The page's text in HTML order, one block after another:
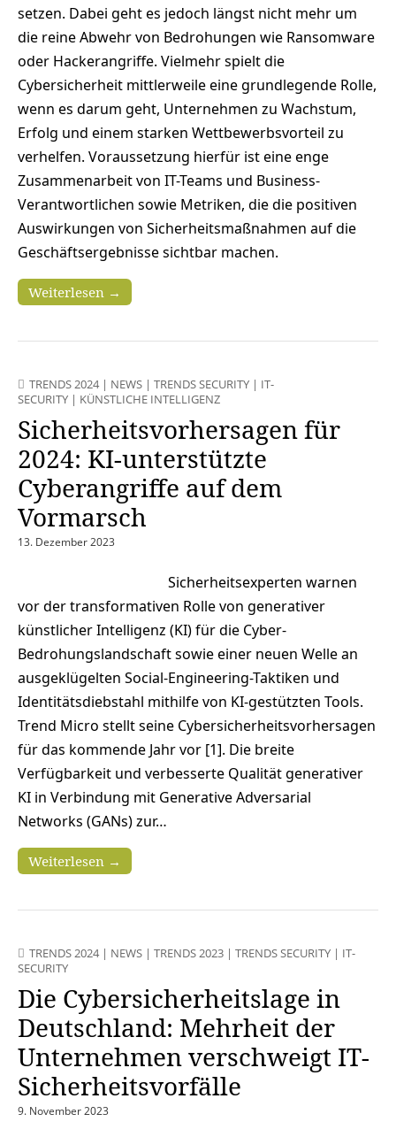
setzen. Dabei geht es jedoch längst nicht mehr um
die reine Abwehr von Bedrohungen wie Ransomware
oder Hackerangriffe. Vielmehr spielt die
Cybersicherheit mittlerweile eine grundlegende ­Rolle,
wenn es darum geht, Unternehmen zu Wachstum,
Erfolg und einem starken Wettbewerbsvorteil zu
verhelfen. Voraussetzung hierfür ist eine enge
Zusammenarbeit von IT-Teams und Business-
Verantwort­lichen sowie Metriken, die die ­positiven
Auswirkungen von Sicherheitsmaßnahmen auf die
Geschäftsergebnisse sichtbar machen.
Weiterlesen →
TRENDS 2024| NEWS | TRENDS SECURITY | IT-
SECURITY | KÜNSTLICHE INTELLIGENZ
Sicherheitsvorhersagen für
2024: KI-unterstützte
Cyberangriffe auf dem
Vormarsch
13. Dezember 2023
Sicherheitsexperten warnen
vor der transformativen Rolle von generativer
künstlicher Intelligenz (KI) für die Cyber-
Bedrohungslandschaft sowie einer neuen Welle an
ausgeklügelten Social-Engineering-Taktiken und
Identitätsdiebstahl mithilfe von KI-gestützten Tools.
Trend Micro stellt seine Cybersicherheitsvorhersagen
für das kommende Jahr vor [1]. Die breite
Verfügbarkeit und verbesserte Qualität generativer
KI in Verbindung mit Generative Adversarial
Networks (GANs) zur…
Weiterlesen →
TRENDS 2024| NEWS | TRENDS 2023 | TRENDS SECURITY | IT-
SECURITY
Die Cybersicherheitslage in
Deutschland: Mehrheit der
Unternehmen verschweigt IT-
Sicherheitsvorfälle
9. November 2023